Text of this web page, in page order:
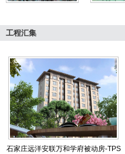
工程汇集
石家庄远洋安联万和学府被动房-TPS